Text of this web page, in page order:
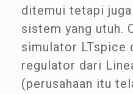
ditemui tetapi
sistem yang utuh.
simulator LTspice
regulator dari
(perusahaan itu